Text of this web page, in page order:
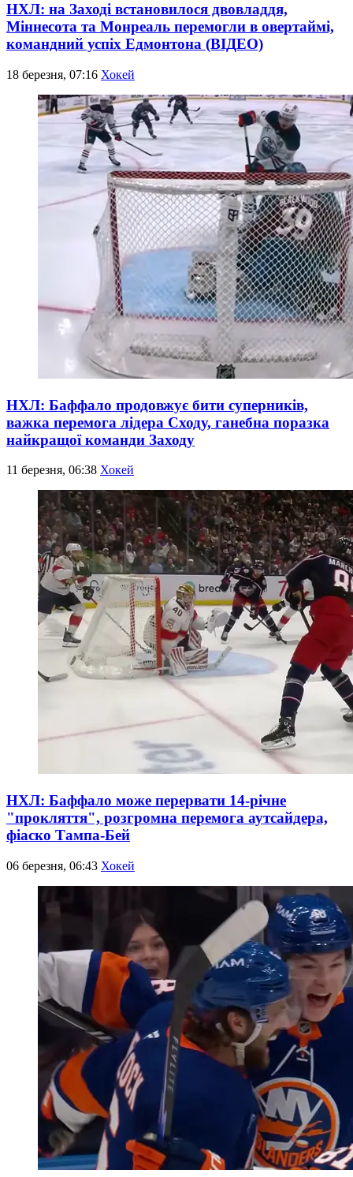
НХЛ: на Заході встановилося двовладдя,
Міннесота та Монреаль перемогли в овертаймі,
командний успіх Едмонтона (ВІДЕО)
18 березня, 07:16 Хокей
НХЛ: Баффало продовжує бити суперників,
важка перемога лідера Сходу, ганебна поразка
найкращої команди Заходу
11 березня, 06:38 Хокей
НХЛ: Баффало може перервати 14-річне
"прокляття", розгромна перемога аутсайдера,
фіаско Тампа-Бей
06 березня, 06:43 Хокей